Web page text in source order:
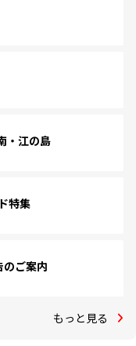
・江の島
特集
のご案内
もっと見る